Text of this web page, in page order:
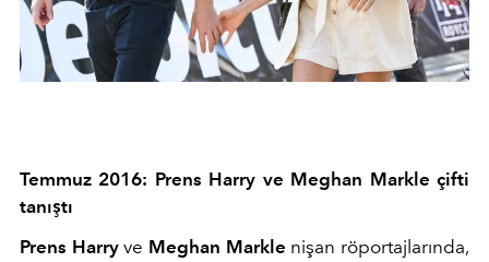
Temmuz 2016: Prens Harry ve Meghan Markle çifti
tanıştı
Prens Harryve Meghan Markle nişan röportajlarında,